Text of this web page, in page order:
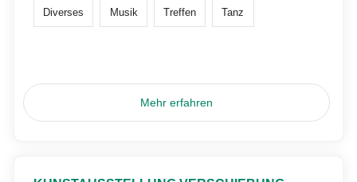
Diverses Musik Treffen Tanz
Mehr erfahren